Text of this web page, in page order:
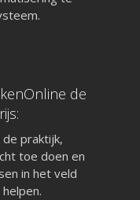
de
praktijk,
toe doen en
in het veld